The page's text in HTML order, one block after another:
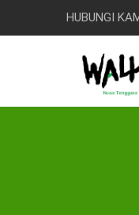
HUBUNGI